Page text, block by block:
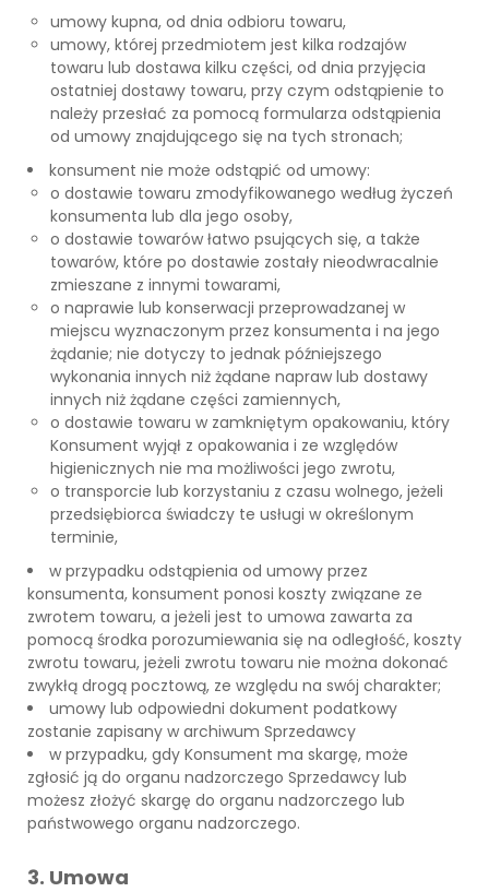
umowy kupna, od dnia odbioru towaru,
umowy, której przedmiotem jest kilka rodzajów
towaru lub dostawa kilku części, od dnia przyjęcia
ostatniej dostawy towaru, przy czym odstąpienie to
należy przesłać za pomocą formularza odstąpienia
od umowy znajdującego się na tych stronach;
konsument nie może odstąpić od umowy:
o dostawie towaru zmodyfikowanego według życzeń
konsumenta lub dla jego osoby,
o dostawie towarów łatwo psujących się, a także
towarów, które po dostawie zostały nieodwracalnie
zmieszane z innymi towarami,
o naprawie lub konserwacji przeprowadzanej w
miejscu wyznaczonym przez konsumenta i na jego
żądanie; nie dotyczy to jednak późniejszego
wykonania innych niż żądane napraw lub dostawy
innych niż żądane części zamiennych,
o dostawie towaru w zamkniętym opakowaniu, który
Konsument wyjął z opakowania i ze względów
higienicznych nie ma możliwości jego zwrotu,
o transporcie lub korzystaniu z czasu wolnego, jeżeli
przedsiębiorca świadczy te usługi w określonym
terminie,
w przypadku odstąpienia od umowy przez
konsumenta, konsument ponosi koszty związane ze
zwrotem towaru, a jeżeli jest to umowa zawarta za
pomocą środka porozumiewania się na odległość, koszty
zwrotu towaru, jeżeli zwrotu towaru nie można dokonać
zwykłą drogą pocztową, ze względu na swój charakter;
umowy lub odpowiedni dokument podatkowy
zostanie zapisany w archiwum Sprzedawcy
w przypadku, gdy Konsument ma skargę, może
zgłosić ją do organu nadzorczego Sprzedawcy lub
możesz złożyć skargę do organu nadzorczego lub
państwowego organu nadzorczego.
3. Umowa